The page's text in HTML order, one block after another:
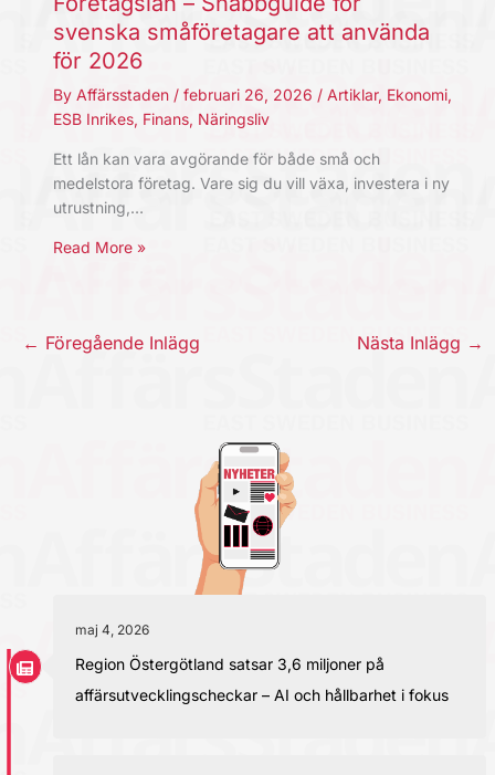
svenska småföretagare att använda
för 2026
By Affärsstaden / februari 26, 2026 / Artiklar, Ekonomi,
ESB Inrikes, Finans, Näringsliv
Ett lån kan vara avgörande för både små och
medelstora företag. Vare sig du vill växa, investera i ny
utrustning,…
Read More »
← Föregående Inlägg Nästa Inlägg →
maj 4, 2026
Region Östergötland satsar 3,6 miljoner på
affärsutvecklingscheckar – AI och hållbarhet i fokus